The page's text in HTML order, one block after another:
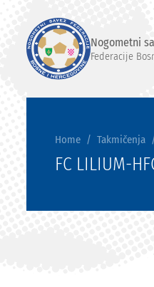
Nogometni
Federacije
Home Takmičenja
FC LILIUM-